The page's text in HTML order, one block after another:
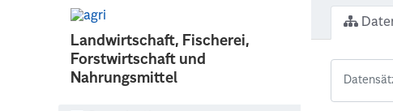
Landwirtschaft, Fischerei,
Forstwirtschaft und
Nahrungsmittel